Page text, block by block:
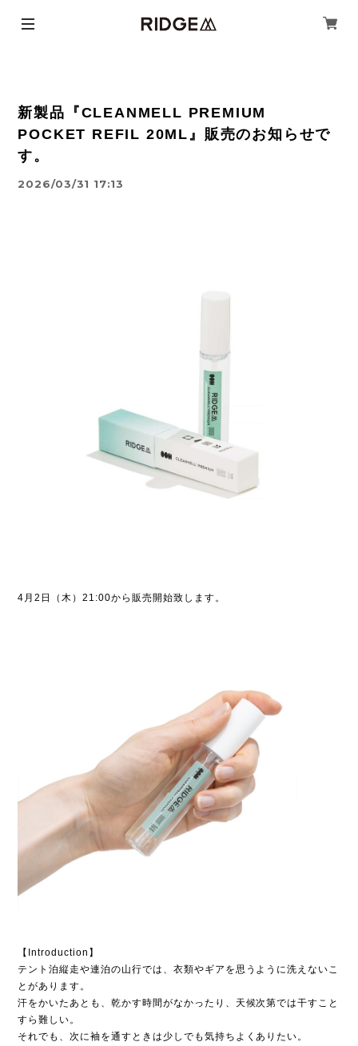
新製品『CLEANMELL PREMIUM
POCKET REFIL 20ML』販売のお知らせで
す。
2026/03/31 17:13
4月2日（木）21:00から販売開始致します。
【Introduction】
テント泊縦走や連泊の山行では、衣類やギアを思うように洗えないこ
とがあります。
汗をかいたあとも、乾かす時間がなかったり、天候次第では干すこと
すら難しい。
それでも、次に袖を通すときは少しでも気持ちよくありたい。